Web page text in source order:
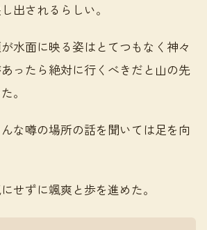
出されるらしい。
水面に映る姿はとてつもなく神々
ったら絶対に行くべきだと山の先
。
な噂の場所の話を聞いては足を向
せずに颯爽と歩を進めた。